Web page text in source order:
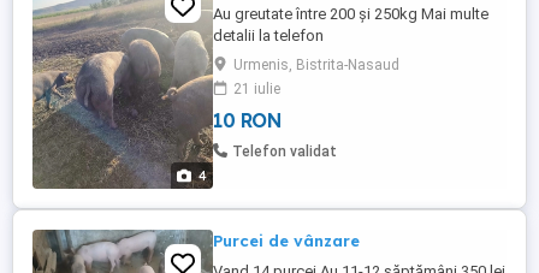
4
Au greutate între 200 și 250kg Mai multe
detalii la telefon
Urmenis, Bistrita-Nasaud
21 iulie
10 RON
Telefon validat
Purcei de vânzare